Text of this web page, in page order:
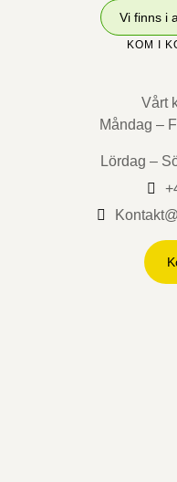
Vi finns i
KOM I
Vårt
Måndag –
Lördag –